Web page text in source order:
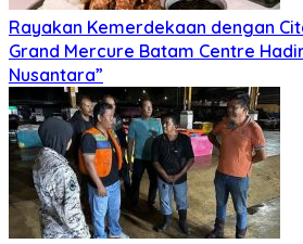
Rayakan Kemerdekaan dengan
Grand Mercure Batam Centre
Nusantara”